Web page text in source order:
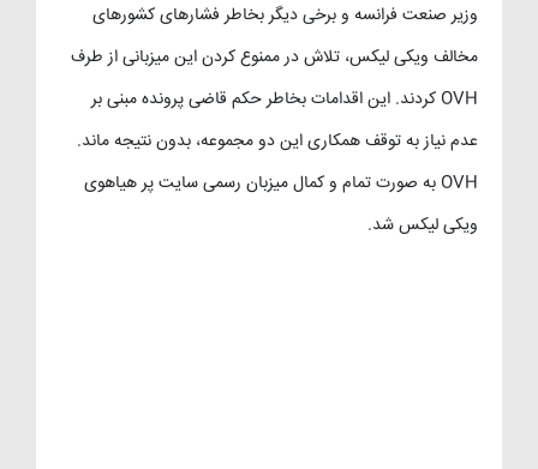
وزیر صنعت فرانسه و برخی دیگر بخاطر فشارهای کشورهای
مخالف ویکی لیکس، تلاش در ممنوع کردن این میزبانی از طرف
OVH کردند. این اقدامات بخاطر حکم قاضی پرونده مبنی بر
عدم نیاز به توقف همکاری این دو مجموعه، بدون نتیجه ماند.
OVH به صورت تمام و کمال میزبان رسمی سایت پر هیاهوی
ویکی لیکس شد.